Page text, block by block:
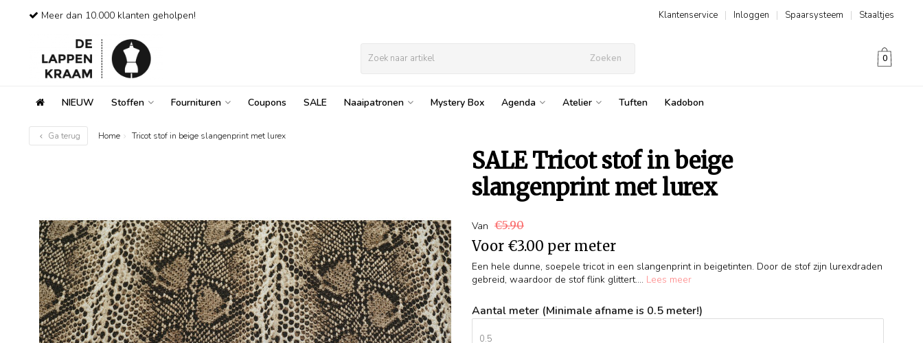
Meer dan 10.000 klanten geholpen! Staaltjes
|
Spaarsysteem
|
Inloggen
|
Klantenservice
Zoeken 0
NIEUW Stoffen Fournituren Coupons SALE Naaipatronen Mystery Box Agenda Atelier Tuften Kadobon
Ga terug Home Tricot stof in beige slangenprint met lurex
SALE Tricot stof in beige
slangenprint met lurex
Van €5.90
Voor €3.00 per meter
Een hele dunne, soepele tricot in een slangenprint in beigetinten. Door de stof zijn lurexdraden
gebreid, waardoor de stof flink glittert.... Lees meer
Aantal meter (Minimale afname is 0.5 meter!)